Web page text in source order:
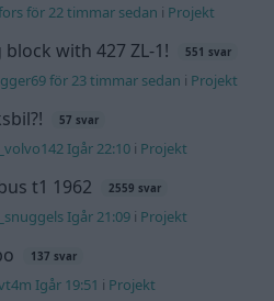
för 22 timmar sedan i Projekt
with 427 ZL-1! 551 svar
för 23 timmar sedan i Projekt
57 svar
Igår 22:10 i Projekt
t1 1962 2559 svar
Igår 21:09 i Projekt
137 svar
Igår 19:51 i Projekt